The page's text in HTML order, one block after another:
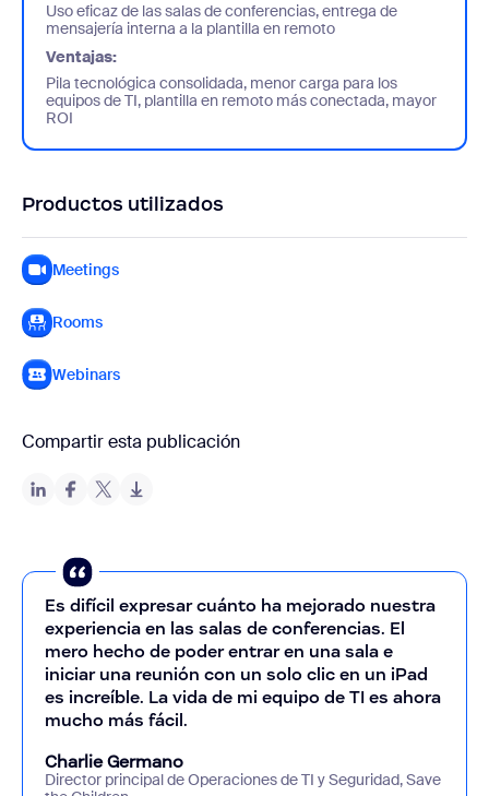
Uso eficaz de las salas de conferencias, entrega de
mensajería interna a la plantilla en remoto
Ventajas:
Pila tecnológica consolidada, menor carga para los
equipos de TI, plantilla en remoto más conectada, mayor
ROI
Productos utilizados
Meetings
Rooms
Webinars
Compartir esta publicación
Es difícil expresar cuánto ha mejorado nuestra
experiencia en las salas de conferencias. El
mero hecho de poder entrar en una sala e
iniciar una reunión con un solo clic en un iPad
es increíble. La vida de mi equipo de TI es ahora
mucho más fácil.
Charlie Germano
Director principal de Operaciones de TI y Seguridad, Save